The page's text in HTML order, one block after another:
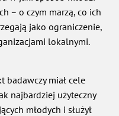
– o czym marzą, co ich
jako ograniczenie,
lokalnymi.
badawczy miał cele
najbardziej użyteczny
młodych i służył